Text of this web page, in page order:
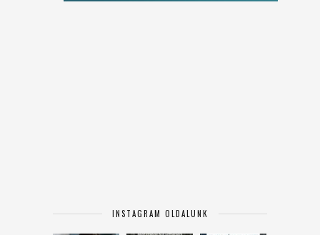
INSTAGRAM OLDALUNK